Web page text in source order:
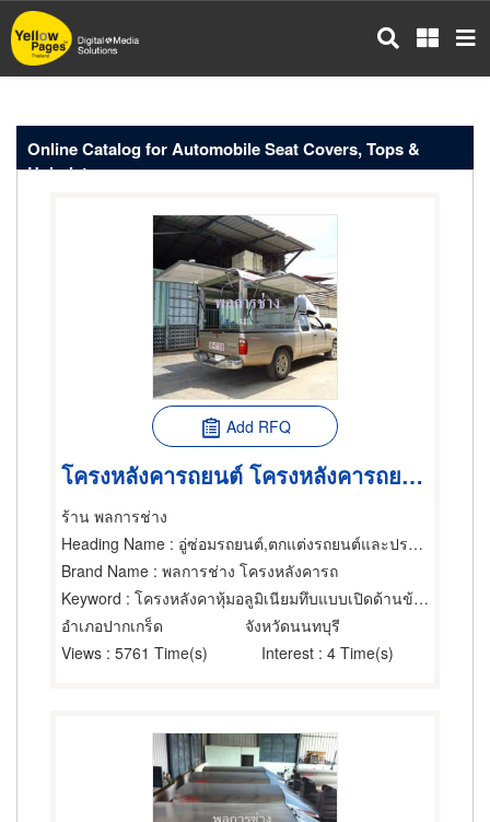
Skip
to
main
Online Catalog for Automobile Seat Covers, Tops &
Upholstery
Add RFQ
โครงหลังคารถยนต์ โครงหลังคารถยนต์กระบะ โครงหลังคารถบรรทุก
ร้าน พลการช่าง
Heading Name : อู่ซ่อมรถยนต์,ตกแต่งรถยนต์และประดับยนต์,หุ้มเบาะและทำประทุนรถยนต์
Brand Name : พลการช่าง โครงหลังคารถ
Keyword : โครงหลังคาหุ้มอลูมิเนียมทึบแบบเปิดด้านข้างและด้านท
อำเภอปากเกร็ด
จังหวัดนนทบุรี
Views : 5761 Time(s) Interest : 4 Time(s)